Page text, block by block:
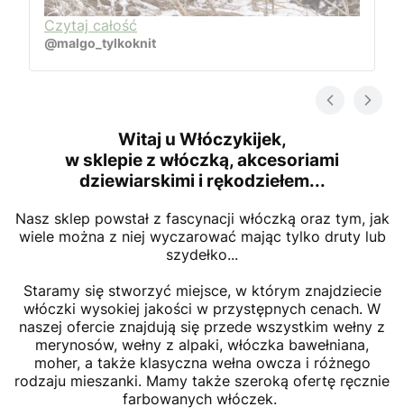
Czytaj całość
@malgo_tylkoknit
Witaj u Włóczykijek,
w sklepie z włóczką, akcesoriami
dziewiarskimi i rękodziełem...
Nasz sklep powstał z fascynacji włóczką oraz tym, jak
wiele można z niej wyczarować mając tylko druty lub
szydełko...
Staramy się stworzyć miejsce, w którym znajdziecie
włóczki wysokiej jakości w przystępnych cenach. W
naszej ofercie znajdują się przede wszystkim wełny z
merynosów, wełny z alpaki, włóczka bawełniana,
moher, a także klasyczna wełna owcza i różnego
rodzaju mieszanki. Mamy także szeroką ofertę ręcznie
farbowanych włóczek.